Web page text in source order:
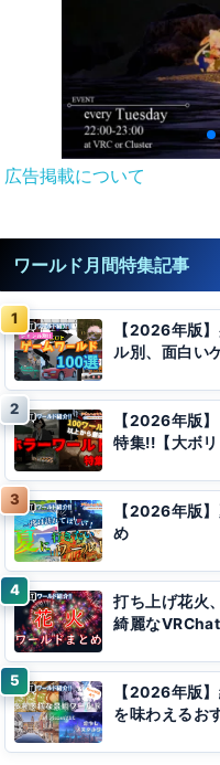
広告掲載について
ワールド月間特集記事
【2026年版
ル別、面白い
【2026年版
特集!!【大ボリ
【2026年版
め
打ち上げ花火
綺麗な
【2026年版
を味わえるお